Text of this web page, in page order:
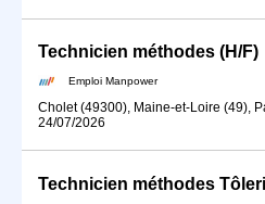
Technicien méthodes (H/F)
Emploi Manpower
Cholet (49300), Maine-et-Loire (49),
24/07/2026
Technicien méthodes